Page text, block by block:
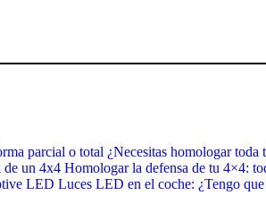
¿Necesitas homologar
Homologar la defensa de tu 4×4:
Luces LED en el coche: ¿Tengo